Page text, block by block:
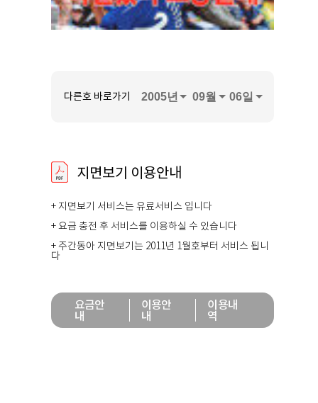
다른호 바로가기
지면보기 이용안내
+ 지면보기 서비스는 유료서비스 입니다
+ 요금 충전 후 서비스를 이용하실 수 있습니다
+ 주간동아 지면보기는 2011년 1월호부터 서비스 됩니
다
요금안
내
이용안
내
이용내
역